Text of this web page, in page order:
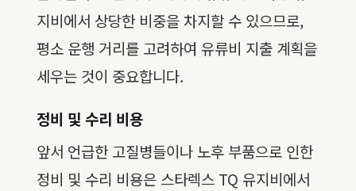
지비에서 상당한 비중을 차지할 수 있으므로,
평소 운행 거리를 고려하여 유류비 지출 계획을
세우는 것이 중요합니다.
정비 및 수리 비용
앞서 언급한 고질병들이나 노후 부품으로 인한
정비 및 수리 비용은 스타렉스 TQ 유지비에서